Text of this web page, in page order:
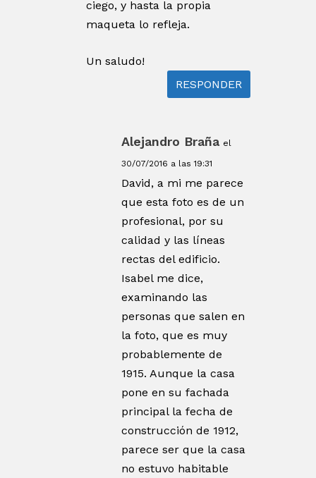
ciego, y hasta la propia
maqueta lo refleja.
Un saludo!
RESPONDER
Alejandro Braña el
30/07/2016 a las 19:31
David, a mi me parece
que esta foto es de un
profesional, por su
calidad y las líneas
rectas del edificio.
Isabel me dice,
examinando las
personas que salen en
la foto, que es muy
probablemente de
1915. Aunque la casa
pone en su fachada
principal la fecha de
construcción de 1912,
parece ser que la casa
no estuvo habitable